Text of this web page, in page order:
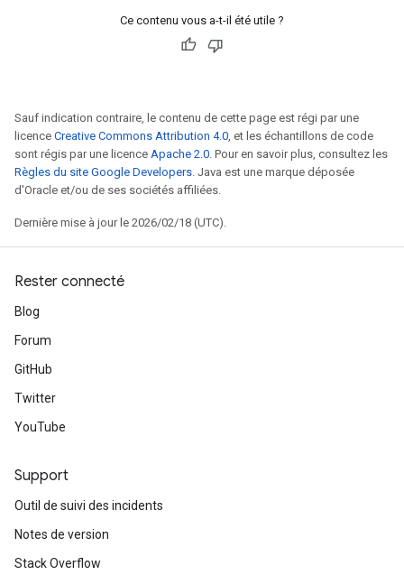
Ce contenu vous a-t-il été utile ?
Sauf indication contraire, le contenu de cette page est régi par une
licence Creative Commons Attribution 4.0, et les échantillons de code
sont régis par une licence Apache 2.0. Pour en savoir plus, consultez les
Règles du site Google Developers. Java est une marque déposée
d'Oracle et/ou de ses sociétés affiliées.
Dernière mise à jour le 2026/02/18 (UTC).
Rester connecté
Blog
Forum
GitHub
Twitter
YouTube
Support
Outil de suivi des incidents
Notes de version
Stack Overflow